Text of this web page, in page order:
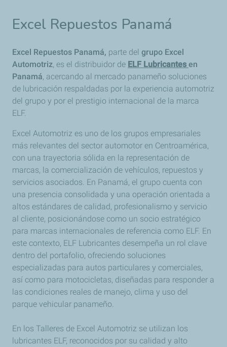
Excel Repuestos Panamá
Excel Repuestos Panamá, parte del grupo Excel
Automotriz, es el distribuidor de ELF Lubricantes en
Panamá, acercando al mercado panameño soluciones
de lubricación respaldadas por la experiencia automotriz
del grupo y por el prestigio internacional de la marca
ELF.
Excel Automotriz es uno de los grupos empresariales
más relevantes del sector automotor en Centroamérica,
con una trayectoria sólida en la representación de
marcas, la comercialización de vehículos, repuestos y
servicios asociados. En Panamá, el grupo cuenta con
una presencia consolidada y una operación orientada a
altos estándares de calidad, profesionalismo y servicio
al cliente, posicionándose como un socio estratégico
para marcas internacionales de referencia como ELF. En
este contexto, ELF Lubricantes desempeña un rol clave
dentro del portafolio, ofreciendo soluciones
especializadas para autos particulares y comerciales,
así como para motocicletas, diseñadas para responder a
las condiciones reales de manejo, clima y uso del
parque vehicular panameño.
En los Talleres de Excel Automotriz se utilizan los
lubricantes ELF, reconocidos por su calidad y alto